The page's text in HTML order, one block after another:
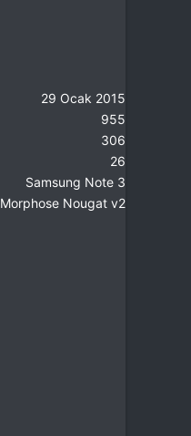
29 Ocak 2015
955
306
26
Samsung Note 3
Morphose Nougat v2